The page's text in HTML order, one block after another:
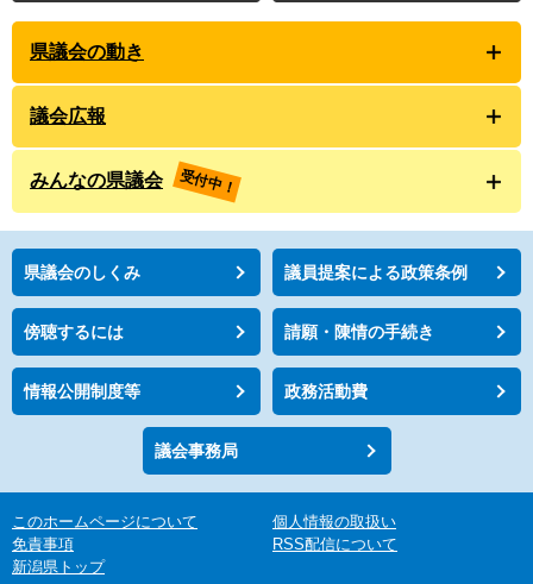
県議会の動き
議会広報
みんなの県議会 受付中！
県議会のしくみ 議員提案による政策条例
傍聴するには 請願・陳情の手続き
情報公開制度等 政務活動費
議会事務局
このホームページについて
個人情報の取扱い
免責事項
RSS配信について
新潟県トップ